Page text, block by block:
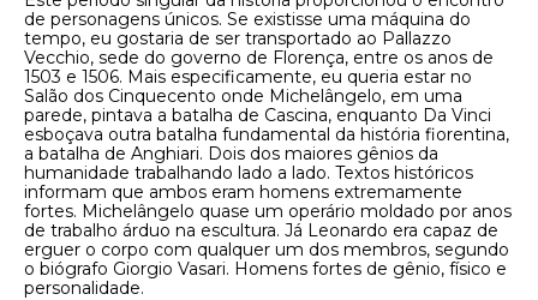
de personagens únicos. Se existisse uma máquina do
tempo, eu gostaria de ser transportado ao Pallazzo
Vecchio, sede do governo de Florença, entre os anos de
1503 e 1506. Mais especificamente, eu queria estar no
Salão dos Cinquecento onde Michelângelo, em uma
parede, pintava a batalha de Cascina, enquanto Da Vinci
esboçava outra batalha fundamental da história fiorentina,
a batalha de Anghiari. Dois dos maiores gênios da
humanidade trabalhando lado a lado. Textos históricos
informam que ambos eram homens extremamente
fortes. Michelângelo quase um operário moldado por anos
de trabalho árduo na escultura. Já Leonardo era capaz de
erguer o corpo com qualquer um dos membros, segundo
o biógrafo Giorgio Vasari. Homens fortes de gênio, físico e
personalidade.